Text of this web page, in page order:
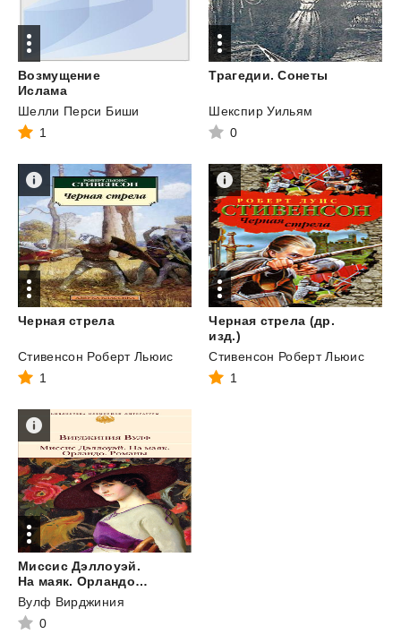
Возмущение
Ислама
Шелли Перси Биши
1
Трагедии. Сонеты
Шекспир Уильям
0
Черная стрела
Стивенсон Роберт Льюис
1
Черная стрела (др.
изд.)
Стивенсон Роберт Льюис
1
Миссис Дэллоуэй.
На маяк. Орландо. Романы
Вулф Вирджиния
0